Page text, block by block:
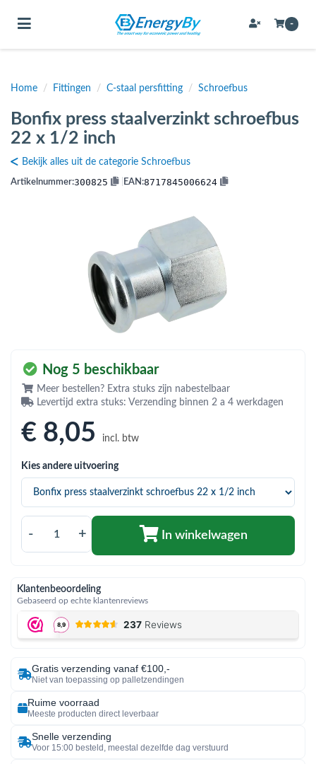
(Bevestigingsmateriaal / schroeven)
(Buffervaten, hygiene boilers & boilervaten)
(Expansievaten)
(Flexibele slangen)
(Gereedschap)
(Hemelwaterafvoer & riolering)
(Installatiemateriaal)
(Rookkanalen)
(Sanitair)
(Verwarming, kachels & ketels)
(Zonneboilersets & onderdelen)
(Warmtepompen en warmtepompboilers)
Toggle navigation -
Home / Fittingen / C-staal persfitting / Schroefbus
Bonfix press staalverzinkt schroefbus
22 x 1/2 inch
Bekijk alles uit de categorie Schroefbus
Artikelnummer:300825 EAN:8717845006624
Nog 5 beschikbaar
Meer bestellen? Extra stuks zijn nabestelbaar
Levertijd extra stuks: Verzending binnen 2 a 4 werkdagen
€ 8,05 incl. btw
Kies andere uitvoering
- + In winkelwagen
Klantenbeoordeling
Gebaseerd op echte klantenreviews
Gratis verzending vanaf €100,-
Niet van toepassing op palletzendingen
Ruime voorraad
Meeste producten direct leverbaar
Snelle verzending
Voor 15:00 besteld, meestal dezelfde dag verstuurd